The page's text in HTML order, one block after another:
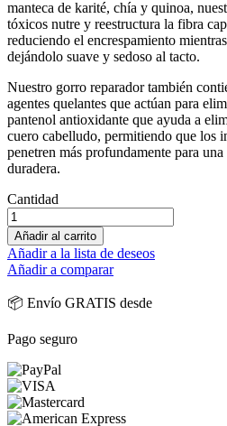
manteca de karité, chía y quinoa,
tóxicos nutre y reestructura la fibra
reduciendo el encrespamiento
dejándolo suave y sedoso al tacto.
Nuestro gorro reparador también
agentes quelantes que actúan para
pantenol antioxidante que ayuda a
cuero cabelludo, permitiendo que los
penetren más profundamente para
duradera.
Cantidad
Añadir al carrito
Añadir a la lista de deseos
Añadir a comparar
📦 Envío GRATIS desde
Pago seguro